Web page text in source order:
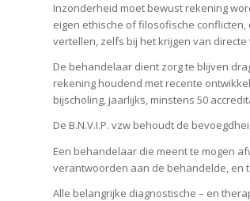
Inzonderheid moet bewust rekening
eigen ethische of filosofische
vertellen, zelfs bij het krijgen van
De behandelaar dient zorg te blijven
rekening houdend met recente
bijscholing, jaarlijks, minstens 50
De B.N.V.I.P. vzw behoudt de
Een behandelaar die meent te mogen
verantwoorden aan de behandelde, en
Alle belangrijke diagnostische – en